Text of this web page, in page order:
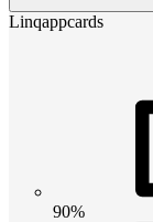
Linqappcards
90%